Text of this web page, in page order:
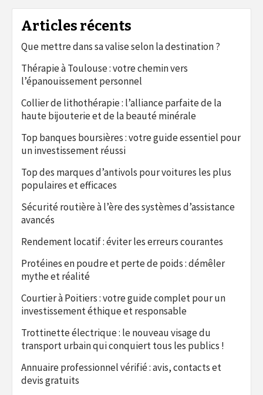
Articles récents
Que mettre dans sa valise selon la destination ?
Thérapie à Toulouse : votre chemin vers
l’épanouissement personnel
Collier de lithothérapie : l’alliance parfaite de la
haute bijouterie et de la beauté minérale
Top banques boursières : votre guide essentiel pour
un investissement réussi
Top des marques d’antivols pour voitures les plus
populaires et efficaces
Sécurité routière à l’ère des systèmes d’assistance
avancés
Rendement locatif : éviter les erreurs courantes
Protéines en poudre et perte de poids : démêler
mythe et réalité
Courtier à Poitiers : votre guide complet pour un
investissement éthique et responsable
Trottinette électrique : le nouveau visage du
transport urbain qui conquiert tous les publics !
Annuaire professionnel vérifié : avis, contacts et
devis gratuits